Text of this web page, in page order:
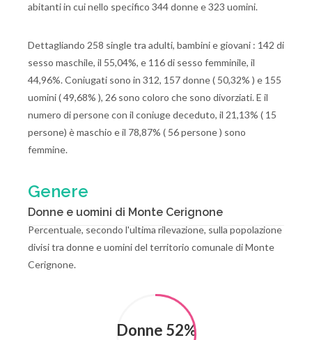
abitanti in cui nello specifico 344 donne e 323 uomini.
Dettagliando 258 single tra adulti, bambini e giovani : 142 di
sesso maschile, il 55,04%, e 116 di sesso femminile, il
44,96%. Coniugati sono in 312, 157 donne ( 50,32% ) e 155
uomini ( 49,68% ), 26 sono coloro che sono divorziati. E il
numero di persone con il coniuge deceduto, il 21,13% ( 15
persone) è maschio e il 78,87% ( 56 persone ) sono
femmine.
Genere
Donne e uomini di Monte Cerignone
Percentuale, secondo l'ultima rilevazione, sulla popolazione
divisi tra donne e uomini del territorio comunale di Monte
Cerignone.
Donne 52%